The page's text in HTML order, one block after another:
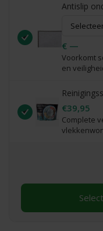
Antislip
€ —
Voorkomt
en
€39,95
Complete